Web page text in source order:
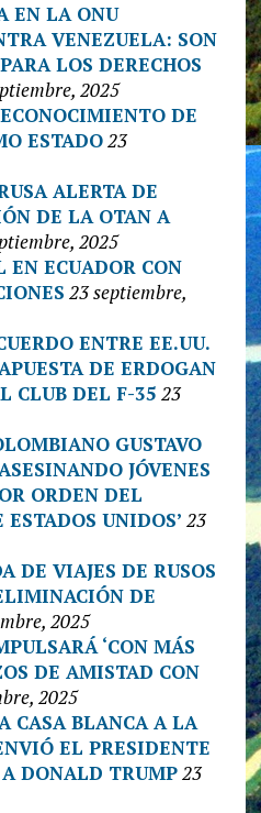
EN LA ONU
VENEZUELA: SON
LOS DERECHOS
2025
DE
ESTADO23
ALERTA DE
DE LA OTAN A
2025
EN ECUADOR CON
23 septiembre,
ENTRE EE.UU.
DE ERDOGAN
CLUB DEL F-35 23
GUSTAVO
JÓVENES
ORDEN DEL
UNIDOS’ 23
DE VIAJES DE RUSOS
DE
2025
‘CON MÁS
DE AMISTAD CON
2025
CASA BLANCA A LA
EL PRESIDENTE
DONALD TRUMP23